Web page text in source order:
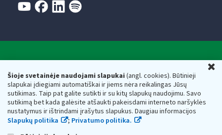
Šioje svetainėje naudojami slapukai(angl. cookies). Būtinieji
slapukai įdiegiami automatiškai ir jiems nėra reikalingas Jūsų
sutikimas. Taip pat galite sutikti ir su kitų slapukų naudojimu. Savo
sutikimą bet kada galėsite atšaukti pakeisdami interneto naršyklės
nustatymus ir ištrindami įrašytus slapukus. Daugiau informacijos
Slapukų politika
; Privatumo politika.
Respublikos finansų ministerijos
Biudžetinė įstaiga. Juridinio asmens kodas — 188659752,
adresas: Vasario 16-osios g. 14, 01107 Vilnius, Lietuva, el.paštas:
vmi@vmi.lt, E. pristatymo dėžutės adresas 188659752
Duomenys apie Valstybinę mokesčių inspekciją prie Lietuvos
Respublikos finansų ministerijos kaupiami ir saugomi Juridinių